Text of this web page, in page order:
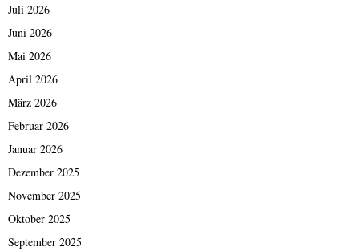
Juli 2026
Juni 2026
Mai 2026
April 2026
März 2026
Februar 2026
Januar 2026
Dezember 2025
November 2025
Oktober 2025
September 2025